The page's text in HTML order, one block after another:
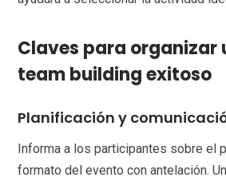
Claves para organizar
team building exitoso
Planificación y
Informa a los participantes sobre el
formato del evento con antelación.